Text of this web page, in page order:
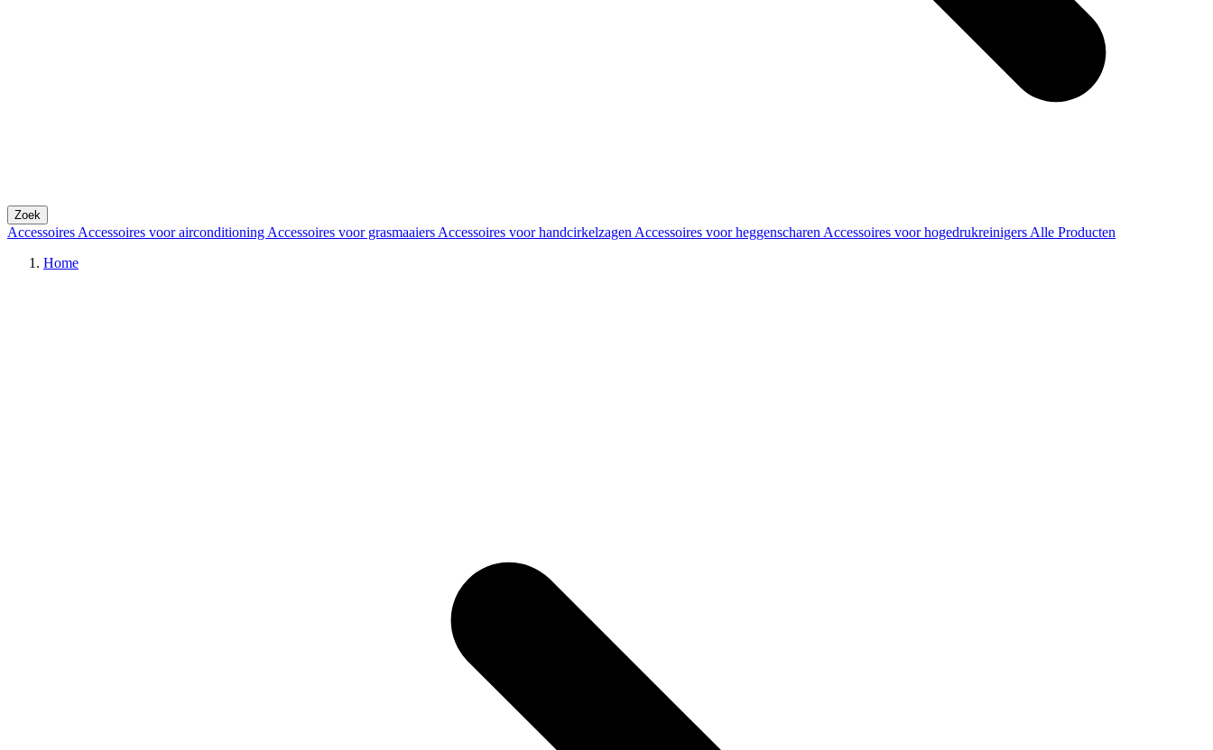
Zoek
Accessoires Accessoires voor airconditioning Accessoires voor grasmaaiers Accessoires voor handcirkelzagen Accessoires voor heggenscharen Accessoires voor hogedrukreinigers Alle Producten
Home